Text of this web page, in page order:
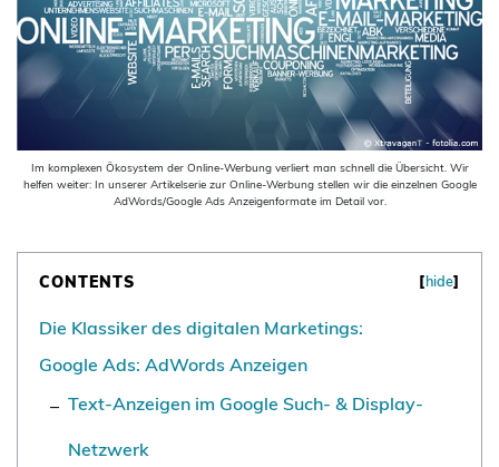
Im komplexen Ökosystem der Online-Werbung verliert man schnell die Übersicht. Wir
helfen weiter: In unserer Artikelserie zur Online-Werbung stellen wir die einzelnen Google
AdWords/Google Ads Anzeigenformate im Detail vor.
CONTENTS [hide]
Die Klassiker des digitalen Marketings:
Google Ads: AdWords Anzeigen
Text-Anzeigen im Google Such- & Display-
Netzwerk